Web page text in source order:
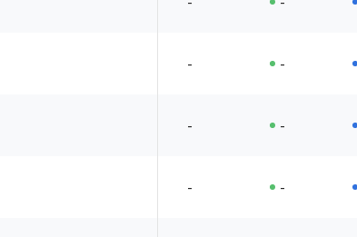
- -
- -
- -